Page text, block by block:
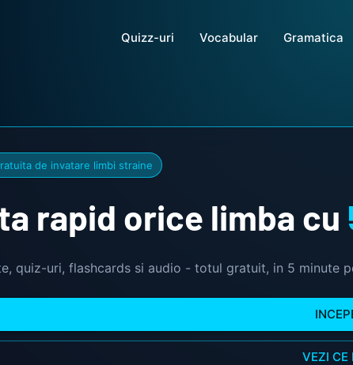
Quizz-uri Vocabular Gramatica
de invatare limbi straine
rapid orice limba cu
quiz-uri, flashcards si audio - totul gratuit, in 5 minute
VEZI CE